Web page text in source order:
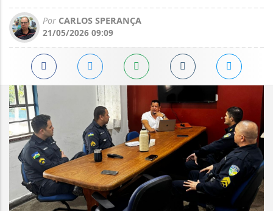
Por CARLOS SPERANÇA
21/05/2026 09:09